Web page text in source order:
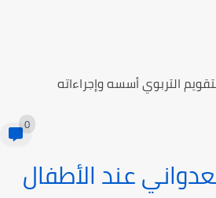
بالمعلمين
0
عند الأطفال